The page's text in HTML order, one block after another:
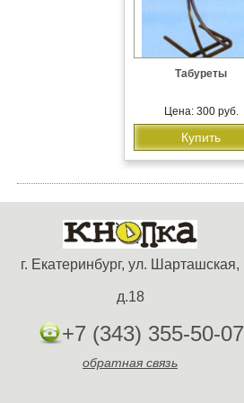
Табуреты
Цена: 300 руб.
Купить
г. Екатеринбург, ул. Шарташская,
д.18
+7 (343) 355-50-07
обратная связь